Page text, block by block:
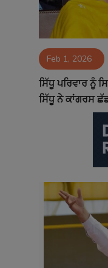
Matrimonial
Contact Feb 1, 2026
ਸਿੱਧੂ ਪਰਿਵਾਰ ਨੂੰ
ਸਿੱਧੂ ਨੇ ਕਾਂਗਰਸ